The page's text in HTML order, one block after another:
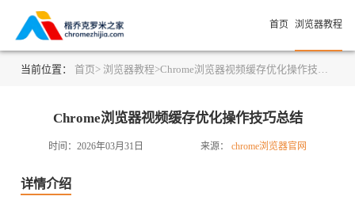
首页 浏览器教程
当前位置： 首页> 浏览器教程>Chrome浏览器视频缓存优化操作技巧总结
Chrome浏览器视频缓存优化操作技巧总结
时间：2026年03月31日 来源： chrome浏览器官网
详情介绍